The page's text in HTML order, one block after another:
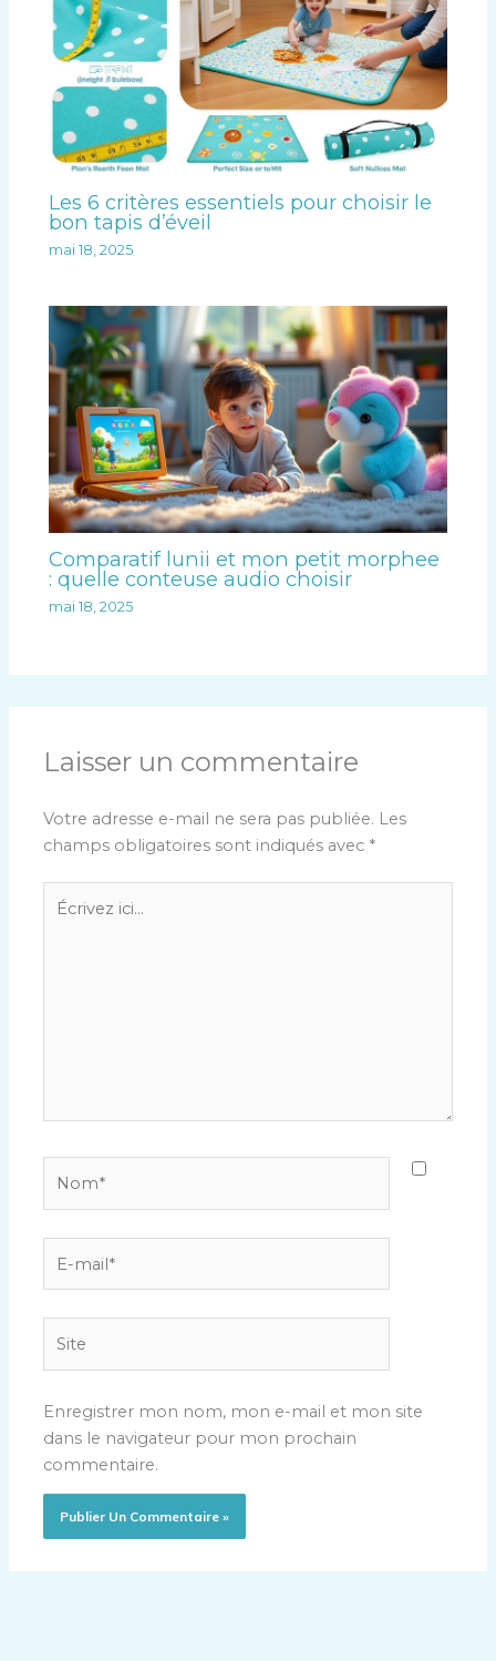
Les 6 critères essentiels pour choisir le
bon tapis d’éveil
mai 18, 2025
Comparatif lunii et mon petit morphee
: quelle conteuse audio choisir
mai 18, 2025
Laisser un commentaire
Votre adresse e-mail ne sera pas publiée. Les
champs obligatoires sont indiqués avec *
Écrivez
mail*
Enregistrer mon nom, mon e-mail et mon site
dans le navigateur pour mon prochain
commentaire.